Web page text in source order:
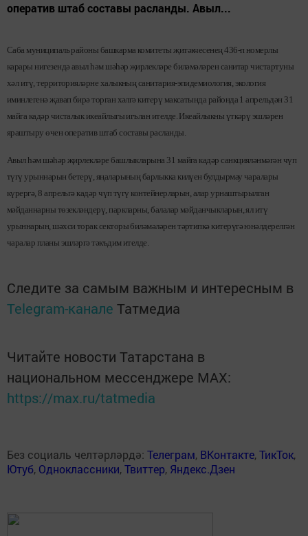
оператив штаб составы расланды. Авыл...
Саба муниципаль районы башкарма комитеты җитәкчесенең 436-п номерлы
карары нигезендә авыл һәм шәһәр җирлекләре биләмәләрен санитар чистартуны
хәл итү, территорияләрне халыкның санитария-эпидемиология, экология
иминлегенә җавап бирә торган хәлгә китерү максатында районда 1 апрельдән 31
майга кадәр чисталык икеайлыгы игълан ителде. Икеайлыкны үткәрү эшләрен
яраштыру өчен оператив штаб составы расланды.
Авыл һәм шәһәр җирлекләре башлыкларына 31 майга кадәр санкцияләнмәгән чүп
түгү урыннарын бетерү, яңаларының бар­лыкка килүен булдырмау чаралары
күрергә, 8 апрельгә кадәр чүп түгү кон­тейнерларын, алар урнаштырылган
мәйданнарны төзекләндерү, паркларны, балалар мәйданчыкларын, ял итү
урыннарын, шәхси торак секторы биләмәләрен тәртипкә китерүгә юнәлдерелгән
чаралар планы эшләр­гә тәкъдим ителде.
Следите за самым важным и интересным в
Telegram-канале Татмедиа
Читайте новости Татарстана в
национальном мессенджере MАХ:
https://max.ru/tatmedia
Без социаль челтәрләрдә: Телеграм, ВКонтакте,ТикТок,
Ютуб, Одноклассники,Твиттер, Яндекс.Дзен